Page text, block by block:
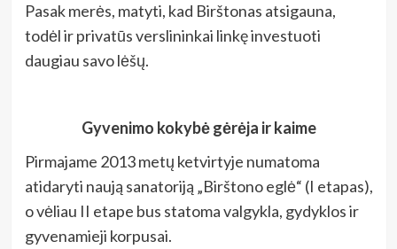
Pasak merės, matyti, kad Birštonas atsigauna,
todėl ir privatūs verslininkai linkę investuoti
daugiau savo lėšų.
Gyvenimo kokybė gėrėja ir kaime
Pirmajame 2013 metų ketvirtyje numatoma
atidaryti naują sanatoriją „Birštono eglė“ (I etapas),
o vėliau II etape bus statoma valgykla, gydyklos ir
gyvenamieji korpusai.